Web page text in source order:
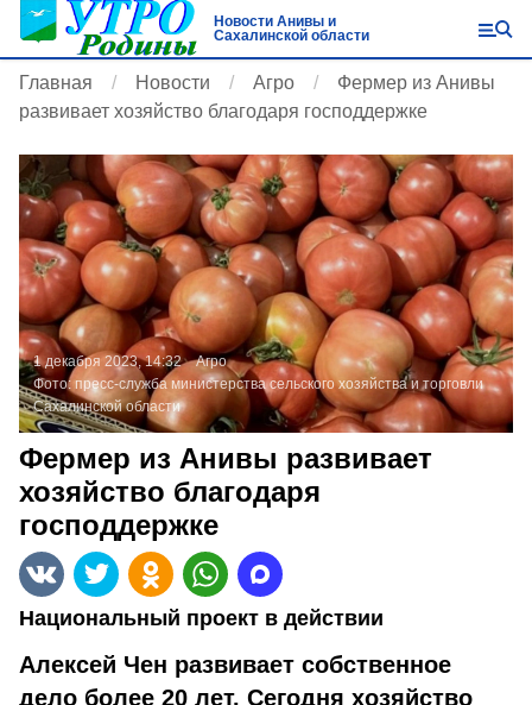
Новости Анивы и
Сахалинской области
Главная Новости Агро
Фермер из Анивы
развивает хозяйство благодаря господдержке
1 декабря 2023, 14:32
Агро
Фото: пресс-служба министерства сельского хозяйства и торговли
Сахалинской области
Фермер из Анивы развивает
хозяйство благодаря
господдержке
Национальный проект в действии
Алексей Чен развивает собственное
дело более 20 лет. Сегодня хозяйство